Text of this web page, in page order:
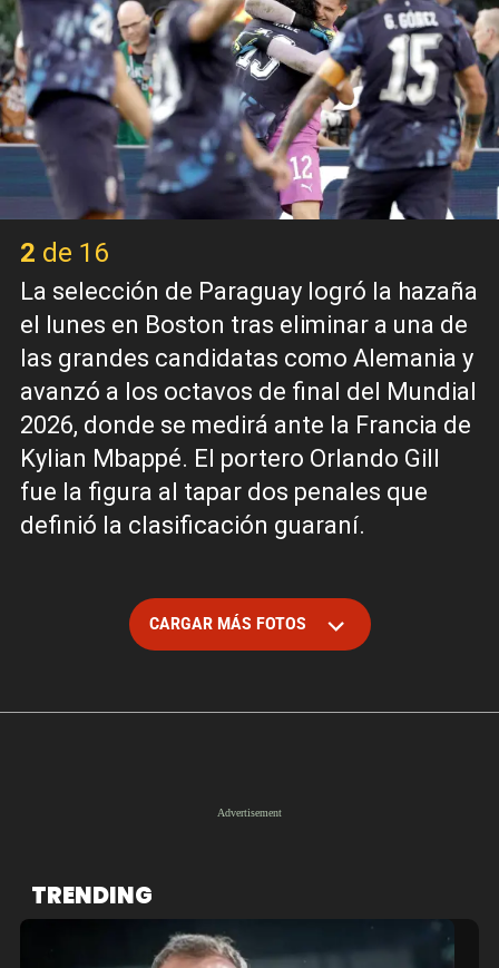
2 de 16
La selección de Paraguay logró la hazaña
el lunes en Boston tras eliminar a una de
las grandes candidatas como Alemania y
avanzó a los octavos de final del Mundial
2026, donde se medirá ante la Francia de
Kylian Mbappé. El portero Orlando Gill
fue la figura al tapar dos penales que
definió la clasificación guaraní.
CARGAR MÁS FOTOS
TRENDING